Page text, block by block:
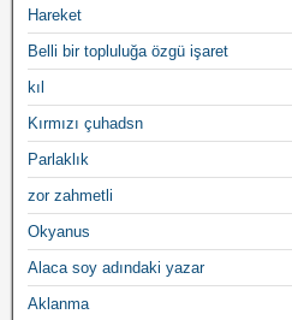
Hareket
Belli bir topluluğa özgü işaret
kıl
Kırmızı çuhadsn
Parlaklık
zor zahmetli
Okyanus
Alaca soy adındaki yazar
Aklanma